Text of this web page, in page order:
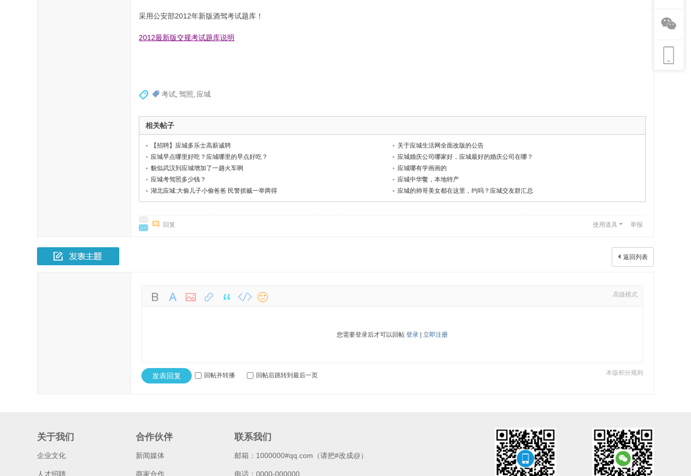
采用公安部2012年新版酒驾考试题库！
2012最新版交规考试题库说明
考试, 驾照, 应城
相关帖子
【招聘】应城多乐士高薪诚聘
关于应城生活网全面改版的公告
应城早点哪里好吃？应城哪里的早点好吃？
应城婚庆公司哪家好，应城最好的婚庆公司在哪？
貌似武汉到应城增加了一趟火车咧
应城哪有学画画的
应城考驾照多少钱？
应城中华鳖，本地特产
湖北应城:大偷儿子小偷爸爸 民警抓贼一举两得
应城的帅哥美女都在这里，约吗？应城交友群汇总
回复 使用道具 举报
返回列表
高级模式
您需要登录后才可以回帖 登录 立即注册
本版积分规则
发表回复 回帖并转播 回帖后跳转到最后一页
关于我们
企业文化
人才招聘
合作伙伴
新闻媒体
商家合作
联系我们
邮箱：1000000#qq.com（请把#改成@）
电话：0000-000000